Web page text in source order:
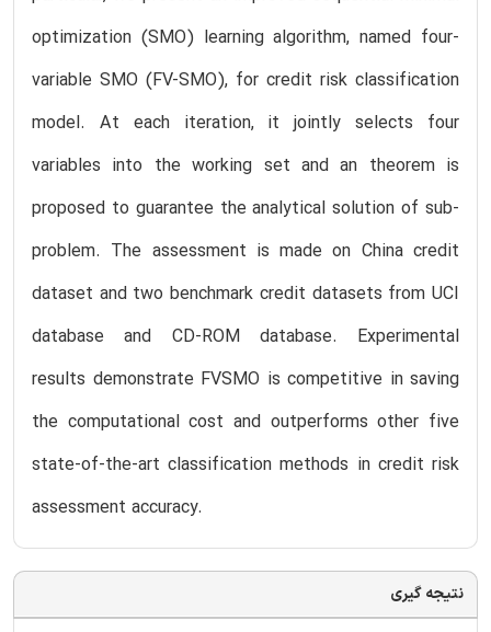
optimization (SMO) learning algorithm, named four-
variable SMO (FV-SMO), for credit risk classification
model. At each iteration, it jointly selects four
variables into the working set and an theorem is
proposed to guarantee the analytical solution of sub-
problem. The assessment is made on China credit
dataset and two benchmark credit datasets from UCI
database and CD-ROM database. Experimental
results demonstrate FVSMO is competitive in saving
the computational cost and outperforms other five
state-of-the-art classification methods in credit risk
assessment accuracy.
نتیجه گیری